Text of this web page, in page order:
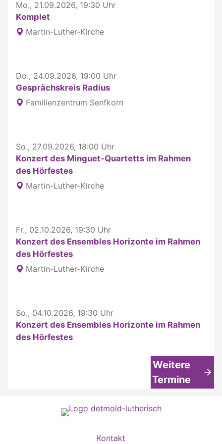
Mo., 21.09.2026, 19:30 Uhr
Komplet
Martin-Luther-Kirche
Do., 24.09.2026, 19:00 Uhr
Gesprächskreis Radius
Familienzentrum Senfkorn
So., 27.09.2026, 18:00 Uhr
Konzert des Minguet-Quartetts im Rahmen
des Hörfestes
Martin-Luther-Kirche
Fr., 02.10.2026, 19:30 Uhr
Konzert des Ensembles Horizonte im Rahmen
des Hörfestes
Martin-Luther-Kirche
So., 04.10.2026, 19:30 Uhr
Konzert des Ensembles Horizonte im Rahmen
des Hörfestes
Weitere
Termine
Kontakt